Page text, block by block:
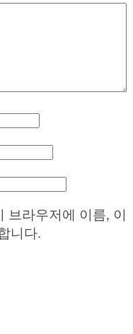
브라우저에 이름, 이
니다.